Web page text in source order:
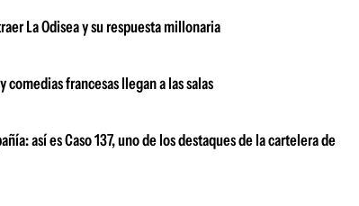
La Odisea y su respuesta millonaria
francesas llegan a las salas
así es Caso 137, uno de los destaques de la cartelera de